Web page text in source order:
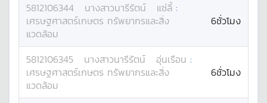
5812106344 นางสาวนารีรัตน์ แซ่ลี้ :
เศรษฐศาสตร์เกษตร ทรัพยากรและสิ่ง
แวดล้อม
6ชั่วโมง
5812106345 นางสาวนารีรัตน์ อุ่นเรือน :
เศรษฐศาสตร์เกษตร ทรัพยากรและสิ่ง
แวดล้อม
6ชั่วโมง